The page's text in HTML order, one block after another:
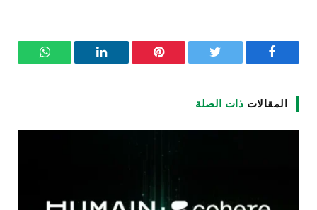
فيسبوك تويتر بينتيريست لينكدإن واتساب
المقالات ذات الصلة